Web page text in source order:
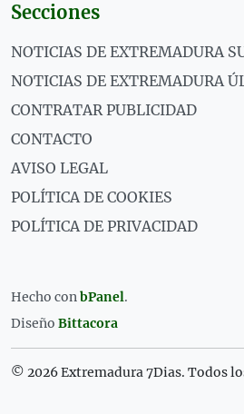
Secciones
NOTICIAS DE EXTREMADURA
NOTICIAS DE EXTREMADURA
CONTRATAR PUBLICIDAD
CONTACTO
AVISO LEGAL
POLÍTICA DE COOKIES
POLÍTICA DE PRIVACIDAD
Hecho conbPanel.
Diseño Bittacora
© 2026 Extremadura 7Dias. Todos